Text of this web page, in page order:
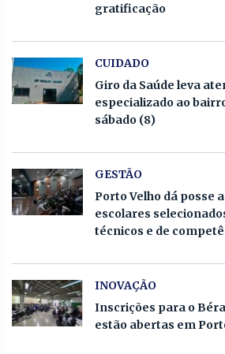
gratificação
CUIDADO
Giro da Saúde leva
especializado ao
sábado (8)
GESTÃO
Porto Velho dá posse
escolares
técnicos e de
INOVAÇÃO
Inscrições para o
estão abertas em